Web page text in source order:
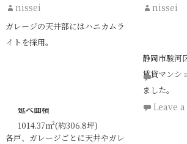
敷地面積
1204.97m²(約364.5坪)
延べ面積
1014.37m²(約306.8坪)
2025年8
業致します
Leave
nissei
ガレージの天井部にはハニカムラ
イトを採用。
各戸、ガレージごとに天井やガレ
nissei
静岡市駿河
賃貸マンシ
ました。
Leave